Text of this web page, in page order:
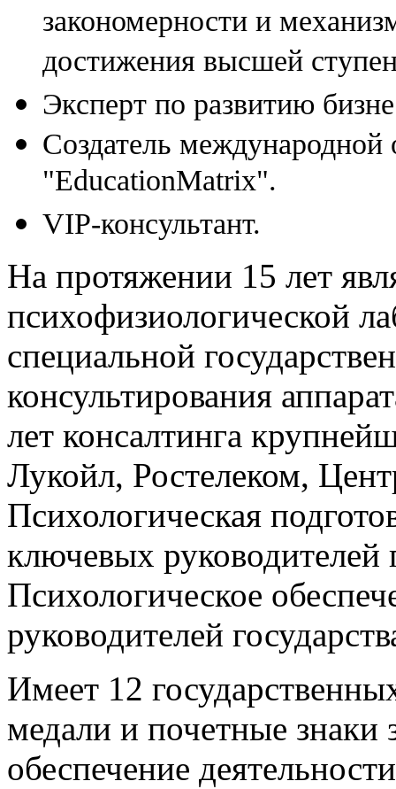
закономерности и
достижения высшей
Эксперт по развитию
Создатель международной
"EducationMatrix".
VIP-консультант.
На протяжении 15 лет
психофизиологической
специальной
консультирования
лет консалтинга
Лукойл, Ростелеком,
Психологическая
ключевых руководителей
Психологическое
руководителей
Имеет 12
медали и почетные знаки
обеспечение